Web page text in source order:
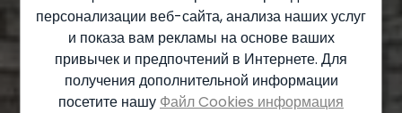
персонализации веб-сайта, анализа наших услуг
и показа вам рекламы на основе ваших
привычек и предпочтений в Интернете. Для
получения дополнительной информации
посетите нашу Файл Cookies информация